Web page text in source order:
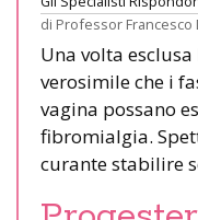
di Professor Francesco
Una volta
verosimile che i
vagina possano
fibromialgia.
curante stabilire